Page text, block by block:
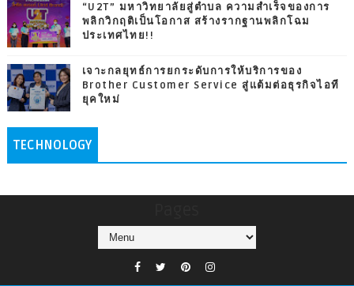
“U2T” มหาวิทยาลัยสู่ตำบล ความสำเร็จของการ
พลิกวิกฤติเป็นโอกาส สร้างรากฐานพลิกโฉม
ประเทศไทย!!
เจาะกลยุทธ์การยกระดับการให้บริการของ
Brother Customer Service สู่แต้มต่อธุรกิจไอที
ยุคใหม่
TECHNOLOGY